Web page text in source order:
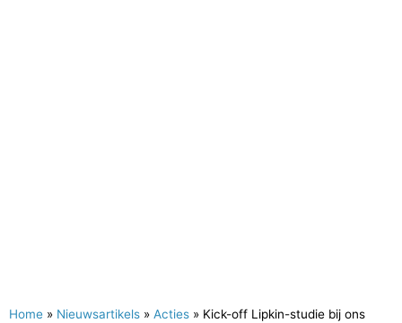
Home » Nieuwsartikels » Acties » Kick-off Lipkin-studie bij ons